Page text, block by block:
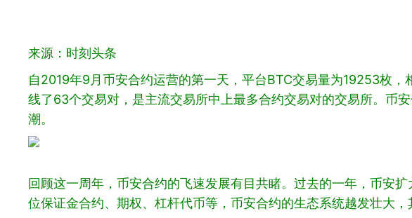
来源：时刻头条
自2019年9月币安合约运营的第一天，平台BTC交易量为19253枚
线了63个交易对，是主流交易所中上最多合约交易对的交易所。币
潮。
回顾这一周年，币安合约的飞速发展有目共睹。过去的一年，币安
位保证金合约、期权、杠杆代币等，币安合约的生态系统越发壮大